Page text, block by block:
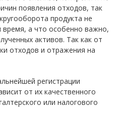
появления отходов, так
продукта не
время, а что особенно важно,
активов. Так как от
отходов и отражения на
регистрации
от их качественного
или налогового